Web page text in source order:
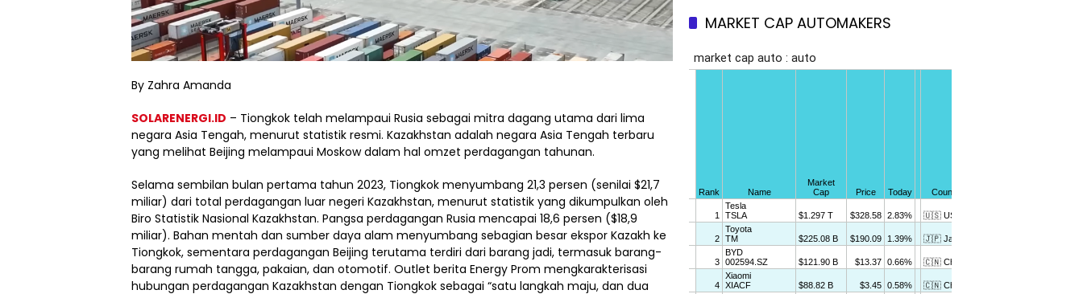
By Zahra Amanda
SOLARENERGI.ID – Tiongkok telah melampaui Rusia sebagai mitra dagang utama dari lima
negara Asia Tengah, menurut statistik resmi. Kazakhstan adalah negara Asia Tengah terbaru
yang melihat Beijing melampaui Moskow dalam hal omzet perdagangan tahunan.
Selama sembilan bulan pertama tahun 2023, Tiongkok menyumbang 21,3 persen (senilai $21,7
miliar) dari total perdagangan luar negeri Kazakhstan, menurut statistik yang dikumpulkan oleh
Biro Statistik Nasional Kazakhstan. Pangsa perdagangan Rusia mencapai 18,6 persen ($18,9
miliar). Bahan mentah dan sumber daya alam menyumbang sebagian besar ekspor Kazakh ke
Tiongkok, sementara perdagangan Beijing terutama terdiri dari barang jadi, termasuk barang-
barang rumah tangga, pakaian, dan otomotif. Outlet berita Energy Prom mengkarakterisasi
hubungan perdagangan Kazakhstan dengan Tiongkok sebagai “satu langkah maju, dan dua
MARKET CAP AUTOMAKERS